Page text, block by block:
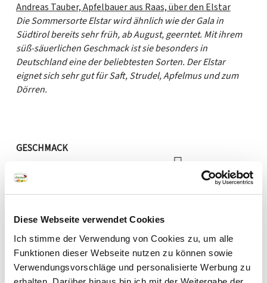
Diese Webseite verwendet Cookies
Ich stimme der Verwendung von Cookies zu, um alle
Funktionen dieser Webseite nutzen zu können sowie
Verwendungsvorschläge und personalisierte Werbung zu
Newsletter
Südtirols Bauern und
Herstellern über die
Schulter blicken und sich
Andreas Tauber, Apfelbauer aus Raas, über den Elstar
Die Sommersorte Elstar wird ähnlich wie der Gala in
Südtirol bereits sehr früh, ab August, geerntet. Mit ihrem
süß-säuerlichen Geschmack ist sie besonders in
Deutschland eine der beliebtesten Sorten. Der Elstar
eignet sich sehr gut für Saft, Strudel, Apfelmus und zum
Dörren.
GESCHMACK
süß sauer
mild aromatisch
FRUCHTFLEISCH